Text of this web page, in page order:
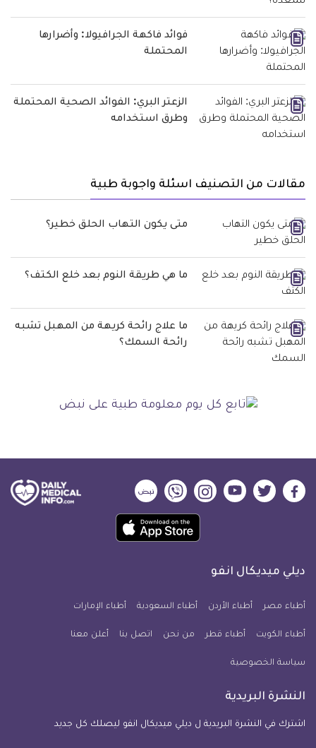
فوائد فاكهة الجرافيولا: وأضرارها
المحتملة
الزعتر البري: الفوائد الصحية المحتملة
وطرق استخدامه
مقالات من التصنيف اسئلة واجوبة طبية
متى يكون التهاب الحلق خطير؟
ما هي طريقة النوم بعد خلع الكتف؟
ما علاج رائحة كريهة من المهبل تشبه
رائحة السمك؟
ديلي
فيسبوك
ديلي
تويتر
ديلي
ميديكال
يوتيوب
ديلي
ميديكال
انفو
ديلي
ميديكال
انفو
ديلي
ميديكال
انفو
حمل
تطبيق
معلومة
للآيفون
ديلي ميديكال انفو
أطباء مصر أطباء الأردن أطباء السعودية أطباء الإمارات
أطباء الكويت أطباء قطر من نحن اتصل بنا أعلن معنا
سياسة الخصوصية
النشرة البريدية
اشترك في النشرة البريدية ل ديلي ميديكال انفو ليصلك كل جديد